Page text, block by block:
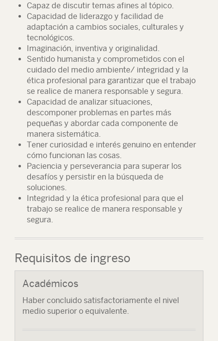
Capaz de discutir temas afines al tópico.
Capacidad de liderazgo y facilidad de
adaptación a cambios sociales, culturales y
tecnológicos.
Imaginación, inventiva y originalidad.
Sentido humanista y comprometidos con el
cuidado del medio ambiente/ integridad y la
ética profesional para garantizar que el trabajo
se realice de manera responsable y segura.
Capacidad de analizar situaciones,
descomponer problemas en partes más
pequeñas y abordar cada componente de
manera sistemática.
Tener curiosidad e interés genuino en entender
cómo funcionan las cosas.
Paciencia y perseverancia para superar los
desafíos y persistir en la búsqueda de
soluciones.
Integridad y la ética profesional para que el
trabajo se realice de manera responsable y
segura.
Requisitos de ingreso
Académicos
Haber concluido satisfactoriamente el nivel
medio superior o equivalente.